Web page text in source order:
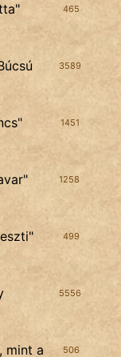
465
"
3589
1451
"
1258
"
499
"
5556
506
mint a